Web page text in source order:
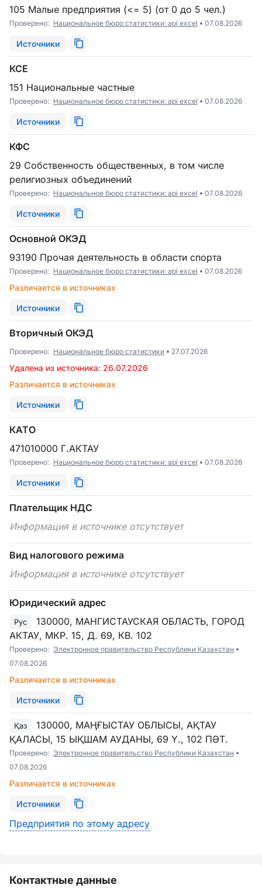
105 Малые предприятия (<= 5) (от 0 до 5 чел.)
Проверено: Национальное бюро статистики: api excel 07.08.2026
Источники
КСЕ
151 Национальные частные
Проверено: Национальное бюро статистики: api excel 07.08.2026
Источники
КФС
29 Собственность общественных, в том числе
религиозных объединений
Проверено: Национальное бюро статистики: api excel 07.08.2026
Источники
Основной ОКЭД
93190 Прочая деятельность в области спорта
Проверено: Национальное бюро статистики: api excel 07.08.2026
Различается в источниках
Источники
Вторичный ОКЭД
Проверено: Национальное бюро статистики 27.07.2026
Удалена из источника: 26.07.2026
Различается в источниках
Источники
КАТО
471010000 Г.АКТАУ
Проверено: Национальное бюро статистики: api excel 07.08.2026
Источники
Плательщик НДС
Информация в источнике отсутствует
Вид налогового режима
Информация в источнике отсутствует
Юридический адрес
Рус
130000, МАНГИСТАУСКАЯ ОБЛАСТЬ, ГОРОД
АКТАУ, МКР. 15, Д. 69, КВ. 102
Проверено: Электронное правительство Республики Казахстан
07.08.2026
Различается в источниках
Источники
Қаз
130000, МАҢҒЫСТАУ ОБЛЫСЫ, АҚТАУ
ҚАЛАСЫ, 15 ЫҚШАМ АУДАНЫ, 69 Ү., 102 ПӘТ.
Проверено: Электронное правительство Республики Казахстан
07.08.2026
Различается в источниках
Источники
Предприятия по этому адресу
Контактные данные